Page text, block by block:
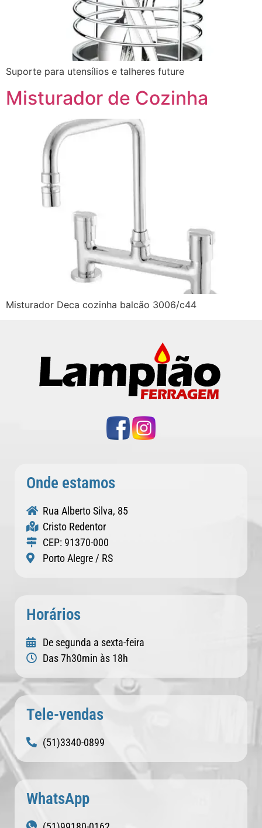
Suporte para utensílios e talheres future
Misturador de Cozinha
Misturador Deca cozinha balcão 3006/c44
Onde estamos
Rua Alberto Silva, 85
Cristo Redentor
CEP: 91370-000
Porto Alegre / RS
Horários
De segunda a sexta-feira
Das 7h30min às 18h
Tele-vendas
(51)3340-0899
WhatsApp